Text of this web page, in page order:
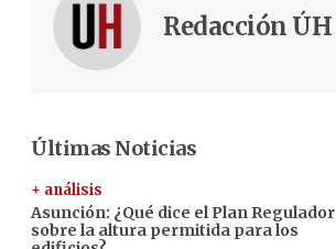
Redacción ÚH
Últimas Noticias
+ análisis
Asunción: ¿Qué dice el Plan Regulador
sobre la altura permitida para los